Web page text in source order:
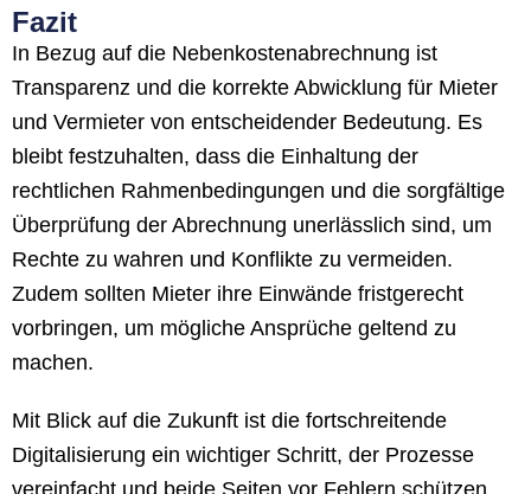
Fazit
In Bezug auf die Nebenkostenabrechnung ist
Transparenz und die korrekte Abwicklung für Mieter
und Vermieter von entscheidender Bedeutung. Es
bleibt festzuhalten, dass die Einhaltung der
rechtlichen Rahmenbedingungen und die sorgfältige
Überprüfung der Abrechnung unerlässlich sind, um
Rechte zu wahren und Konflikte zu vermeiden.
Zudem sollten Mieter ihre Einwände fristgerecht
vorbringen, um mögliche Ansprüche geltend zu
machen.
Mit Blick auf die Zukunft ist die fortschreitende
Digitalisierung ein wichtiger Schritt, der Prozesse
vereinfacht und beide Seiten vor Fehlern schützen